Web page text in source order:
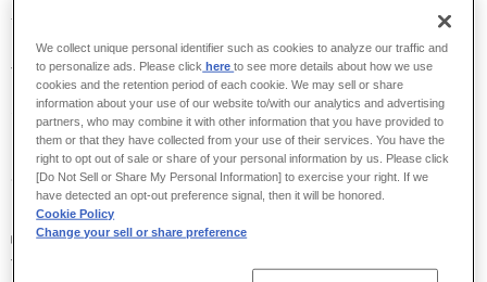
成したナチュラルチラー（吸収冷温水機）「Ｅｆｆｉｃｉｏ（エフ
ナチュラルチラーは、ガスや油を燃料とし、水を冷媒とするクリー
ンな冷暖房用機器で、１９６８年に当社が世界に先駆けて商品化し
たものです。以来、当社はナチュラルチラーのリーディングカンパ
ニーとして各種の技術開発を進め、今日ではホテルや事務所、商業
ビル、学校、病院、地域冷暖房、工場など国内外で幅広く使用され
ています。
また、東日本大震災以降、電力需給の逼迫に伴い、電気式に比べ大
幅に省電力が図れるナチュラルチラーがあらためて見直されていま
す。
We collect unique personal identifier such as cookies to analyze our traffic and
to personalize ads. Please click hereto see more details about how we use
cookies and the retention period of each cookie. We may sell or share
information about your use of our website to/with our analytics and advertising
partners, who may combine it with other information that you have provided to
them or that they have collected from your use of their services. You have the
right to opt out of sale or share of your personal information by us. Please click
[Do Not Sell or Share My Personal Information] to exercise your right. If we
have detected an opt-out preference signal, then it will be honored.
Cookie Policy
Change your sell or share preference